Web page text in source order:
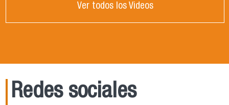
Ver todos los Videos
Redes sociales